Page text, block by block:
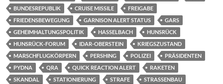
BUNDESREPUBLIK
CRUISE MISSILE
FREIGABE
FRIEDENSBEWEGUNG
GARNISON ALERT STATUS
GARS
GEHEIMHALTUNGSPOLITIK
HASSELBACH
HUNSRÜCK
HUNSRÜCK-FORUM
IDAR-OBERSTEIN
KRIEGSZUSTAND
MARSCHFLUGKÖRPERN
PERSHING POLIZEI
PRÄSIDENTEN
PYDNA
QRA QUICK REACTION ALERT
RAKETEN
SKANDAL
STATIONIERUNG STRAFE
STRASSENBAU